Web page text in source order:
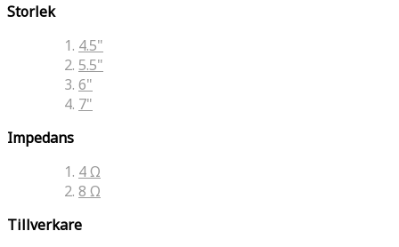
Storlek
4.5"
5.5"
6"
7"
Impedans
4 Ω
8 Ω
Tillverkare